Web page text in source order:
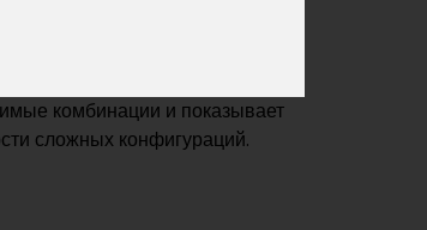
с тематическими
комбинации и показывает
сложных конфигураций.